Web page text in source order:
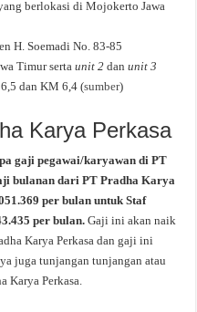
berlokasi di Mojokerto Jawa
H. Soemadi No. 83-85
Timur sertaunit 2 danunit 3
dan KM 6,4 (sumber)
Karya Perkasa
gaji pegawai/karyawan di PT
bulanan dari PT Pradha Karya
per bulan untuk Staf
per bulan. Gaji ini akan naik
Karya Perkasa dan gaji ini
juga tunjangan tunjangan atau
Karya Perkasa.